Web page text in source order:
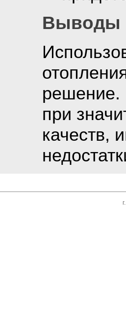
Выводы
решение.
при
качеств,